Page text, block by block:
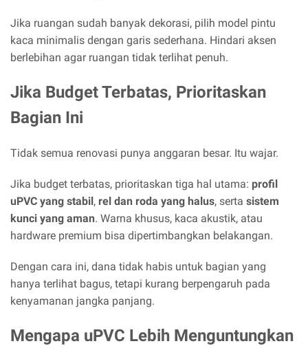
Jika ruangan sudah banyak dekorasi, pilih model pintu
kaca minimalis dengan garis sederhana. Hindari aksen
berlebihan agar ruangan tidak terlihat penuh.
Jika Budget Terbatas, Prioritaskan
Bagian Ini
Tidak semua renovasi punya anggaran besar. Itu wajar.
Jika budget terbatas, prioritaskan tiga hal utama: profil
uPVC yang stabil, rel dan roda yang halus, serta sistem
kunci yang aman. Warna khusus, kaca akustik, atau
hardware premium bisa dipertimbangkan belakangan.
Dengan cara ini, dana tidak habis untuk bagian yang
hanya terlihat bagus, tetapi kurang berpengaruh pada
kenyamanan jangka panjang.
Mengapa uPVC Lebih Menguntungkan